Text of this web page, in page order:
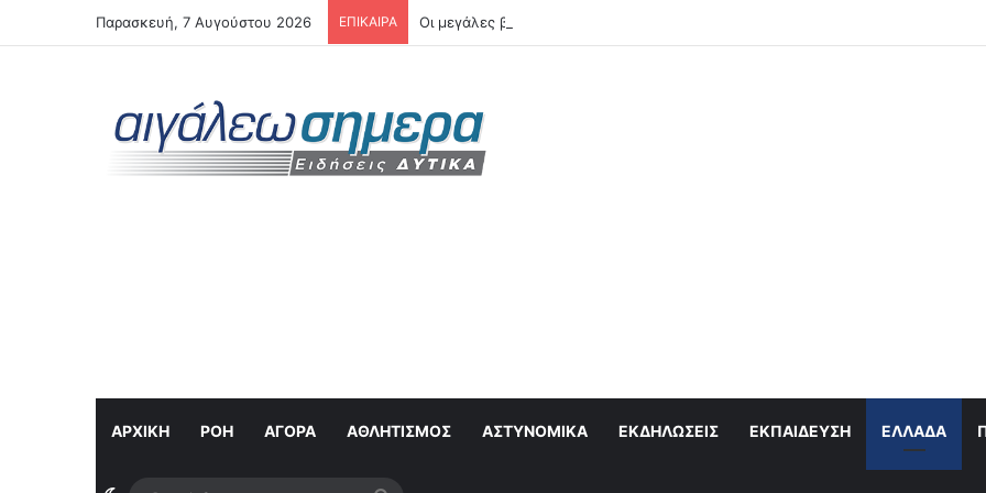
Παρασκευή, 7 Αυγούστου 2026 ΕΠΙΚΑΙΡΑ Οι μεγάλες βραδιές του Σεπτέμβρη στο Αιγάλεω – Δείτε αναλυτικά τις 21
ΑΡΧΙΚΗ ΡΟΉ ΑΓΟΡΆ ΑΘΛΗΤΙΣΜΌΣ ΑΣΤΥΝΟΜΙΚΆ ΕΚΔΗΛΏΣΕΙΣ ΕΚΠΑΊΔΕΥΣΗ ΕΛΛΆΔΑ